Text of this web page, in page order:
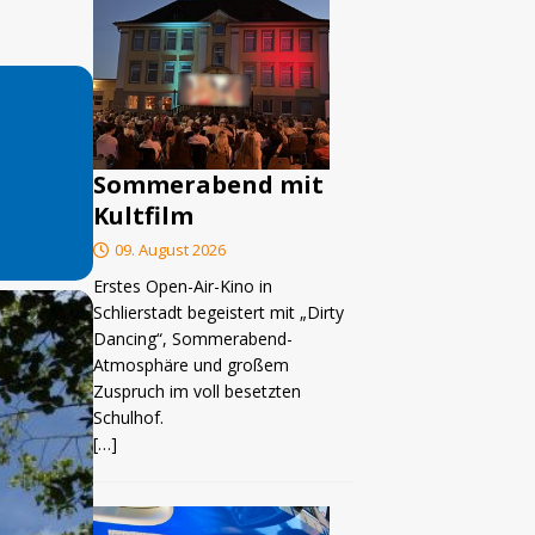
Sommerabend mit
Kultfilm
09. August 2026
Erstes Open-Air-Kino in
Schlierstadt begeistert mit „Dirty
Dancing“, Sommerabend-
Atmosphäre und großem
Zuspruch im voll besetzten
Schulhof.
[…]